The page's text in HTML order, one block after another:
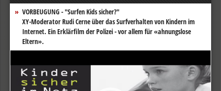
VORBEUGUNG - "Surfen Kids sicher?"
XY-Moderator Rudi Cerne über das Surfverhalten von Kindern im
Internet. Ein Erklärfilm der Polizei - vor allem für «ahnungslose
Eltern».
Video-